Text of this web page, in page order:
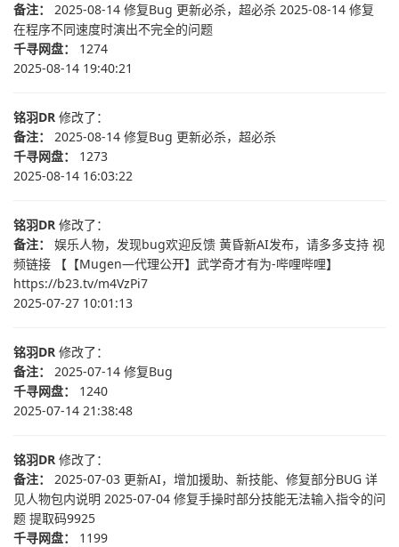
备注： 2025-08-14 修复Bug 更新必杀，超必杀 2025-08-14 修复
在程序不同速度时演出不完全的问题
千寻网盘： 1274
2025-08-14 19:40:21
铭羽DR 修改了：
备注： 2025-08-14 修复Bug 更新必杀，超必杀
千寻网盘： 1273
2025-08-14 16:03:22
铭羽DR 修改了：
备注： 娱乐人物，发现bug欢迎反馈 黄昏新AI发布，请多多支持 视
频链接 【【Mugen—代理公开】武学奇才有为-哔哩哔哩】
https://b23.tv/m4VzPi7
2025-07-27 10:01:13
铭羽DR 修改了：
备注： 2025-07-14 修复Bug
千寻网盘： 1240
2025-07-14 21:38:48
铭羽DR 修改了：
备注： 2025-07-03 更新AI，增加援助、新技能、修复部分BUG 详
见人物包内说明 2025-07-04 修复手操时部分技能无法输入指令的问
题 提取码9925
千寻网盘： 1199